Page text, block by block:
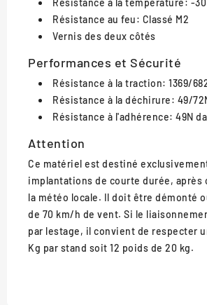
Résistance à la température: -
Résistance au feu: Classé M2
Vernis des deux côtés
Performances et Sécurité
Résistance à la traction: 1369/
Résistance à la déchirure: 49/
Résistance à l'adhérence: 49N
Attention
Ce matériel est destiné
implantations de courte durée, après
la météo locale. Il doit être démonté
de 70 km/h de vent. Si le
par lestage, il convient de respecter
Kg par stand soit 12 poids de 20 kg.